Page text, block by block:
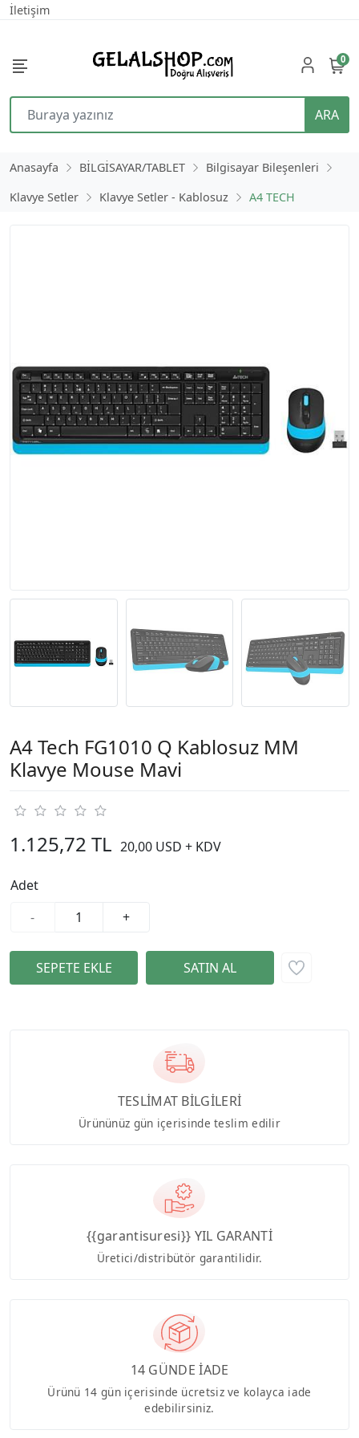
İletişim
ARA
0
Anasayfa BİLGİSAYAR/TABLET
Bilgisayar Bileşenleri
Klavye Setler
Klavye Setler - Kablosuz A4 TECH
A4 Tech FG1010 Q Kablosuz MM
Klavye Mouse Mavi
1.125,72 TL 20,00 USD + KDV
Adet
-
+
TESLİMAT BİLGİLERİ
Ürününüz gün içerisinde teslim edilir
{{garantisuresi}} YIL GARANTİ
Üretici/distribütör garantilidir.
14 GÜNDE İADE
Ürünü 14 gün içerisinde ücretsiz ve kolayca iade
edebilirsiniz.